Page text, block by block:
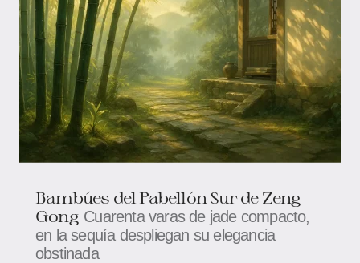
Bambúes del Pabellón Sur de Zeng
Gong Cuarenta varas de jade compacto,
en la sequía despliegan su elegancia
obstinada